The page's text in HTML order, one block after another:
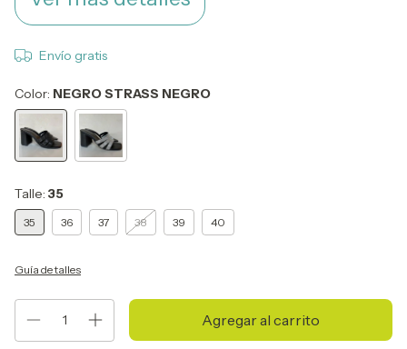
Envío gratis
Color: NEGRO STRASS NEGRO
Talle: 35
35 36 37 38 39 40
Guía de talles